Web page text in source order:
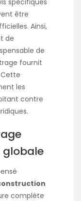
être
Ainsi,
de
de
fournit
les
contre
complète